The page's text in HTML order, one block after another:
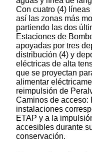
Con cuatro (4)
así las zonas más
partiendo las dos
Estaciones de
apoyadas por tres
distribución (4) y
eléctricas de alta
que se proyectan
alimentar
reimpulsión de
Caminos de acceso:
instalaciones
ETAP y a la
accesibles durante
conservación.